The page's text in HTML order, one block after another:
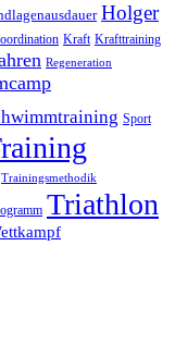
Holger
Kraft Krafttraining
Regeneration
Sport
Trainingsmethodik
Triathlon